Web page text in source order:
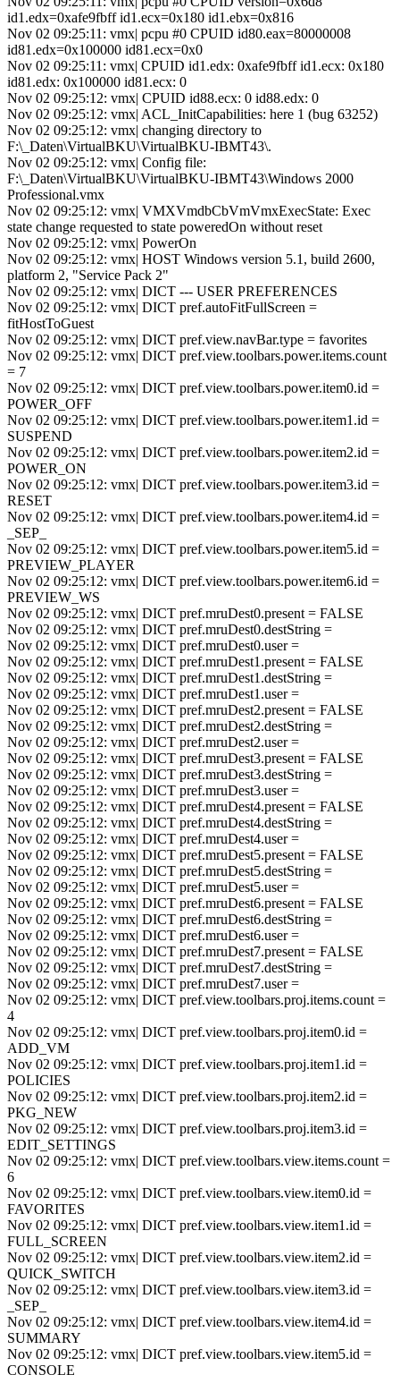
id1.edx=0xafe9fbff id1.ecx=0x180 id1.ebx=0x816
Nov 02 09:25:11: vmx| pcpu #0 CPUID id80.eax=80000008
id81.edx=0x100000 id81.ecx=0x0
Nov 02 09:25:11: vmx| CPUID id1.edx: 0xafe9fbff id1.ecx: 0x180
id81.edx: 0x100000 id81.ecx: 0
Nov 02 09:25:12: vmx| CPUID id88.ecx: 0 id88.edx: 0
Nov 02 09:25:12: vmx| ACL_InitCapabilities: here 1 (bug 63252)
Nov 02 09:25:12: vmx| changing directory to
F:\_Daten\VirtualBKU\VirtualBKU-IBMT43\.
Nov 02 09:25:12: vmx| Config file:
F:\_Daten\VirtualBKU\VirtualBKU-IBMT43\Windows 2000
Professional.vmx
Nov 02 09:25:12: vmx| VMXVmdbCbVmVmxExecState: Exec
state change requested to state poweredOn without reset
Nov 02 09:25:12: vmx| PowerOn
Nov 02 09:25:12: vmx| HOST Windows version 5.1, build 2600,
platform 2, "Service Pack 2"
Nov 02 09:25:12: vmx| DICT --- USER PREFERENCES
Nov 02 09:25:12: vmx| DICT pref.autoFitFullScreen =
fitHostToGuest
Nov 02 09:25:12: vmx| DICT pref.view.navBar.type = favorites
Nov 02 09:25:12: vmx| DICT pref.view.toolbars.power.items.count
= 7
Nov 02 09:25:12: vmx| DICT pref.view.toolbars.power.item0.id =
POWER_OFF
Nov 02 09:25:12: vmx| DICT pref.view.toolbars.power.item1.id =
SUSPEND
Nov 02 09:25:12: vmx| DICT pref.view.toolbars.power.item2.id =
POWER_ON
Nov 02 09:25:12: vmx| DICT pref.view.toolbars.power.item3.id =
RESET
Nov 02 09:25:12: vmx| DICT pref.view.toolbars.power.item4.id =
_SEP_
Nov 02 09:25:12: vmx| DICT pref.view.toolbars.power.item5.id =
PREVIEW_PLAYER
Nov 02 09:25:12: vmx| DICT pref.view.toolbars.power.item6.id =
PREVIEW_WS
Nov 02 09:25:12: vmx| DICT pref.mruDest0.present = FALSE
Nov 02 09:25:12: vmx| DICT pref.mruDest0.destString =
Nov 02 09:25:12: vmx| DICT pref.mruDest0.user =
Nov 02 09:25:12: vmx| DICT pref.mruDest1.present = FALSE
Nov 02 09:25:12: vmx| DICT pref.mruDest1.destString =
Nov 02 09:25:12: vmx| DICT pref.mruDest1.user =
Nov 02 09:25:12: vmx| DICT pref.mruDest2.present = FALSE
Nov 02 09:25:12: vmx| DICT pref.mruDest2.destString =
Nov 02 09:25:12: vmx| DICT pref.mruDest2.user =
Nov 02 09:25:12: vmx| DICT pref.mruDest3.present = FALSE
Nov 02 09:25:12: vmx| DICT pref.mruDest3.destString =
Nov 02 09:25:12: vmx| DICT pref.mruDest3.user =
Nov 02 09:25:12: vmx| DICT pref.mruDest4.present = FALSE
Nov 02 09:25:12: vmx| DICT pref.mruDest4.destString =
Nov 02 09:25:12: vmx| DICT pref.mruDest4.user =
Nov 02 09:25:12: vmx| DICT pref.mruDest5.present = FALSE
Nov 02 09:25:12: vmx| DICT pref.mruDest5.destString =
Nov 02 09:25:12: vmx| DICT pref.mruDest5.user =
Nov 02 09:25:12: vmx| DICT pref.mruDest6.present = FALSE
Nov 02 09:25:12: vmx| DICT pref.mruDest6.destString =
Nov 02 09:25:12: vmx| DICT pref.mruDest6.user =
Nov 02 09:25:12: vmx| DICT pref.mruDest7.present = FALSE
Nov 02 09:25:12: vmx| DICT pref.mruDest7.destString =
Nov 02 09:25:12: vmx| DICT pref.mruDest7.user =
Nov 02 09:25:12: vmx| DICT pref.view.toolbars.proj.items.count =
4
Nov 02 09:25:12: vmx| DICT pref.view.toolbars.proj.item0.id =
ADD_VM
Nov 02 09:25:12: vmx| DICT pref.view.toolbars.proj.item1.id =
POLICIES
Nov 02 09:25:12: vmx| DICT pref.view.toolbars.proj.item2.id =
PKG_NEW
Nov 02 09:25:12: vmx| DICT pref.view.toolbars.proj.item3.id =
EDIT_SETTINGS
Nov 02 09:25:12: vmx| DICT pref.view.toolbars.view.items.count =
6
Nov 02 09:25:12: vmx| DICT pref.view.toolbars.view.item0.id =
FAVORITES
Nov 02 09:25:12: vmx| DICT pref.view.toolbars.view.item1.id =
FULL_SCREEN
Nov 02 09:25:12: vmx| DICT pref.view.toolbars.view.item2.id =
QUICK_SWITCH
Nov 02 09:25:12: vmx| DICT pref.view.toolbars.view.item3.id =
_SEP_
Nov 02 09:25:12: vmx| DICT pref.view.toolbars.view.item4.id =
SUMMARY
Nov 02 09:25:12: vmx| DICT pref.view.toolbars.view.item5.id =
CONSOLE